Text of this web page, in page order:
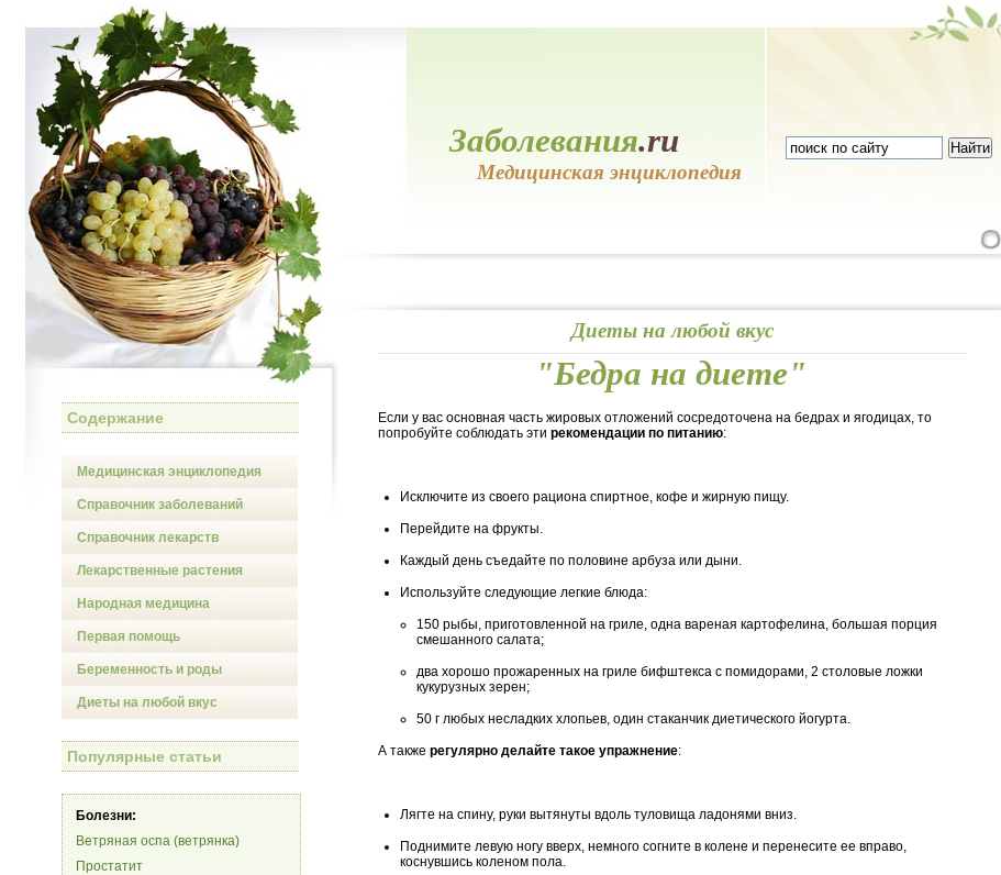
Заболевания.ru
Медицинская энциклопедия
Содержание
Медицинская энциклопедия
Справочник заболеваний
Справочник лекарств
Лекарственные растения
Народная медицина
Первая помощь
Беременность и роды
Диеты на любой вкус
Популярные статьи
Болезни:
Ветряная оспа (ветрянка)
Простатит
Диеты на любой вкус
"Бедра на диете"
Если у вас основная часть жировых отложений сосредоточена на бедрах и ягодицах, то
попробуйте соблюдать эти рекомендации по питанию:
Исключите из своего рациона спиртное, кофе и жирную пищу.
Перейдите на фрукты.
Каждый день съедайте по половине арбуза или дыни.
Используйте следующие легкие блюда:
150 рыбы, приготовленной на гриле, одна вареная картофелина, большая порция
смешанного салата;
два хорошо прожаренных на гриле бифштекса с помидорами, 2 столовые ложки
кукурузных зерен;
50 г любых несладких хлопьев, один стаканчик диетического йогурта.
А также регулярно делайте такое упражнение:
Лягте на спину, руки вытянуты вдоль туловища ладонями вниз.
Поднимите левую ногу вверх, немного согните в колене и перенесите ее вправо,
коснувшись коленом пола.